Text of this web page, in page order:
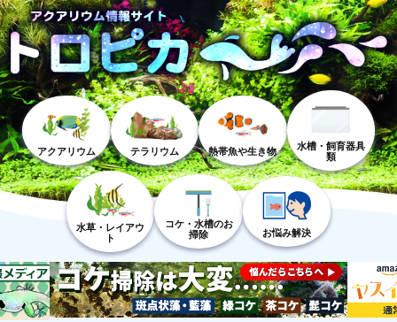
アクアリウム テラリウム 熱帯魚や生き物
水槽・飼育器具
類
水草・レイアウ
ト
コケ・水槽のお
掃除
お悩み解決